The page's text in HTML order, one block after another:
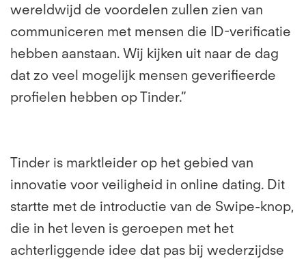
wereldwijd de voordelen zullen zien van
communiceren met mensen die ID-verificatie
hebben aanstaan. Wij kijken uit naar de dag
dat zo veel mogelijk mensen geverifieerde
profielen hebben op Tinder.”
Tinder is marktleider op het gebied van
innovatie voor veiligheid in online dating. Dit
startte met de introductie van de Swipe-knop,
die in het leven is geroepen met het
achterliggende idee dat pas bij wederzijdse